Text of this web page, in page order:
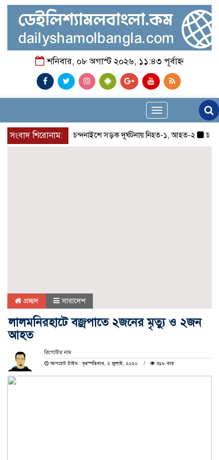
শনিবার, ০৮ অগাস্ট ২০২৬, ১১:৪৩ পূর্বাহ্ন
Toggle
navigation
সংবাদ শিরোনাম:চন্দনাইশে সড়ক দূর্ঘটনায় নিহত-১, আহত-২
প্রচ্ছদ সারাদেশ
লালমনিরহাটে বজ্রপাতে ২জনের মৃত্যু ও ২জন
আহত
রিপোর্টার নাম
আপডেট টাইম : বৃহস্পতিবার, ২ জুলাই, ২০২০
৩১৮ বার